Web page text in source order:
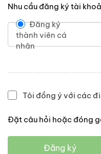
Nhu cầu đăng ký tài
Đăng ký
thành viên cá
nhân
Tôi đồng ý với các
Đặt câu hỏi hoặc đóng
Đăng ký